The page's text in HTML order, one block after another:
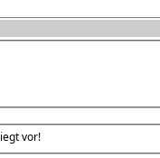
vor!